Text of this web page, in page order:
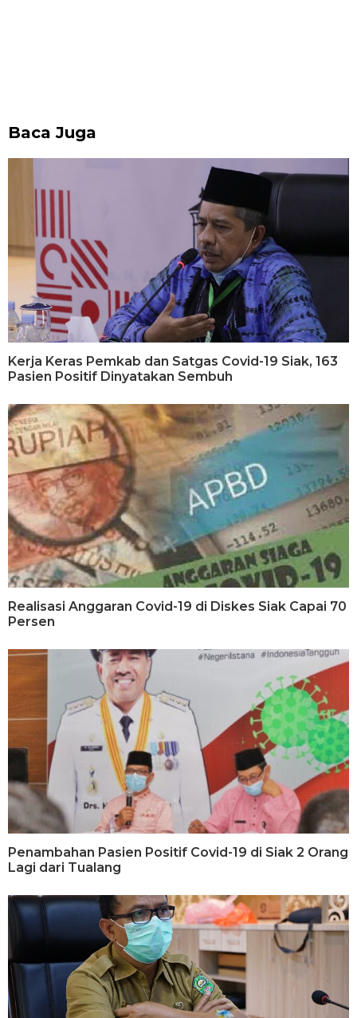
Baca Juga
Kerja Keras Pemkab dan Satgas Covid-19 Siak, 163
Pasien Positif Dinyatakan Sembuh
Realisasi Anggaran Covid-19 di Diskes Siak Capai 70
Persen
Penambahan Pasien Positif Covid-19 di Siak 2 Orang
Lagi dari Tualang